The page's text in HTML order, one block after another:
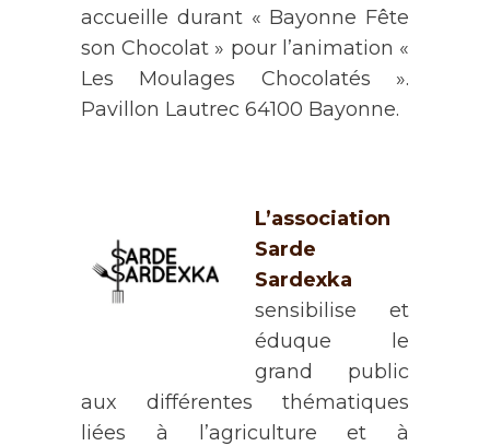
accueille durant « Bayonne Fête
son Chocolat » pour l’animation «
Les Moulages Chocolatés ».
Pavillon Lautrec 64100 Bayonne.
L’association
Sarde
Sardexka
sensibilise et
éduque le
grand public
aux différentes thématiques
liées à l’agriculture et à